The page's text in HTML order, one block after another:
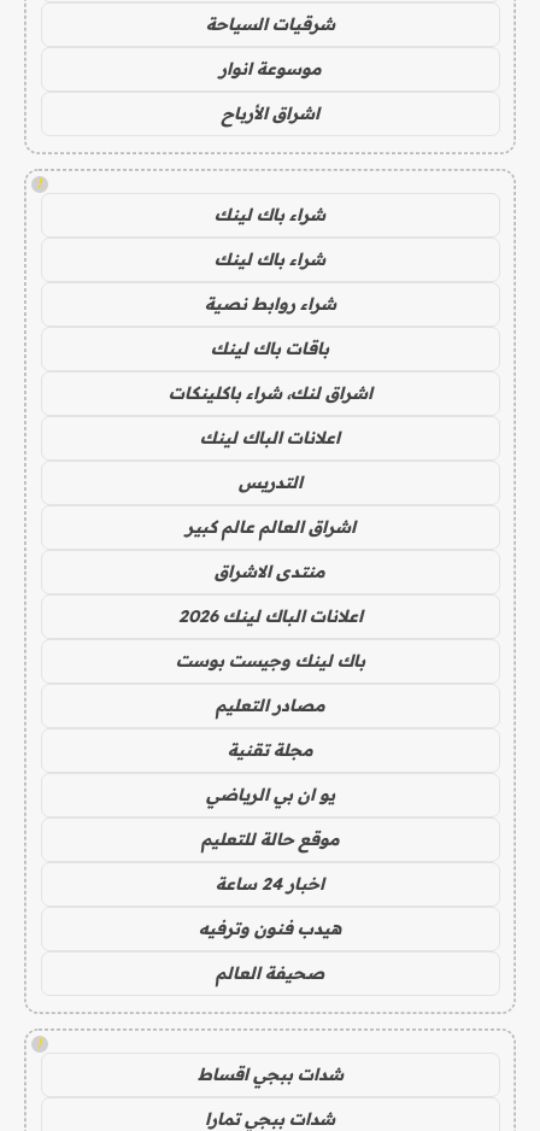
شرقيات السياحة
موسوعة انوار
اشراق الأرباح
!
شراء باك لينك
شراء باك لينك
شراء روابط نصية
باقات باك لينك
اشراق لنك، شراء باكلينكات
اعلانات الباك لينك
التدريس
اشراق العالم عالم كبير
منتدى الاشراق
اعلانات الباك لينك 2026
باك لينك وجيست بوست
مصادر التعليم
مجلة تقنية
يو ان بي الرياضي
موقع حالة للتعليم
اخبار 24 ساعة
هيدب فنون وترفيه
صحيفة العالم
!
شدات ببجي اقساط
شدات ببجي تمارا